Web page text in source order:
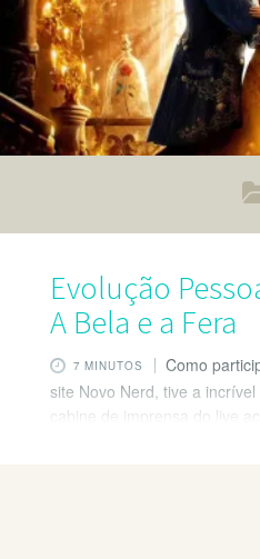
Evolução
A Bela e a Fera
7 MINUTOS
Como
site Novo Nerd, tive a
cabine de imprensa do live
Mal sabia eu que o filme